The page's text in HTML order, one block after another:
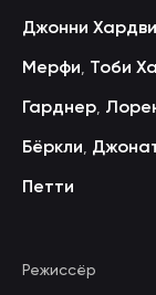
Джонни
Мерфи Тоби
Гарднер
Бёркли
Петти
Режиссёр